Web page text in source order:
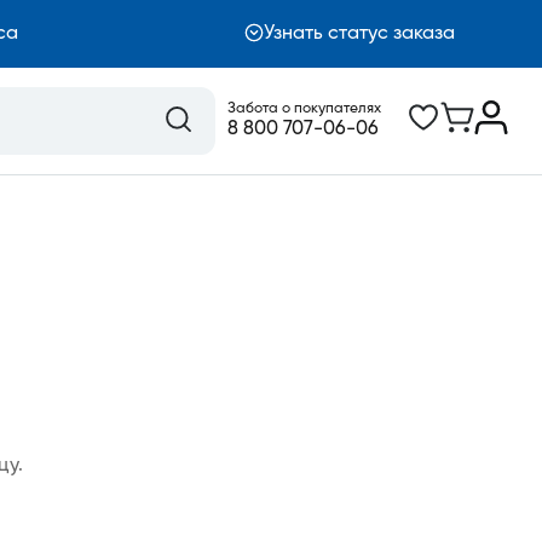
Узнать статус заказа
Забота о покупателях
8 800 707-06-06